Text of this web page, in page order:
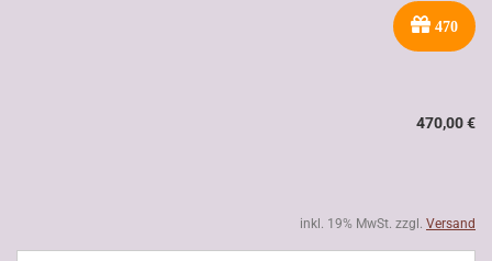
470
470,00 €
inkl. 19% MwSt. zzgl. Versand